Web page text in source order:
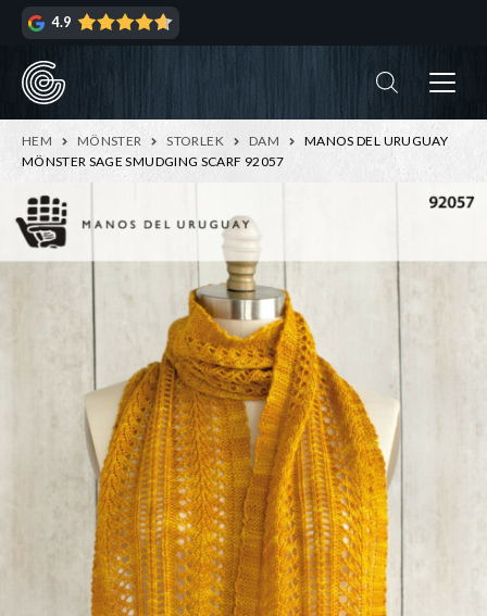
Hoppa
navigering
Hoppa
innehåll
4.9
HEM MÖNSTER STORLEK DAM
MANOS DEL URUGUAY
MÖNSTER SAGE SMUDGING SCARF 92057